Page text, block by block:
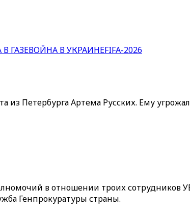
ГАЗЕВОЙНА В УКРАИНЕFIFA-2026
из Петербурга Артема Русских. Ему
в отношении троих сотрудников
Генпрокуратуры страны.